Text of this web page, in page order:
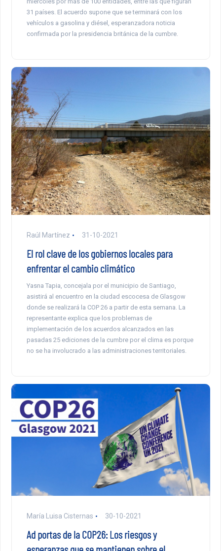
31 países. El acuerdo supone que se terminará con los
vehículos a gasolina y diésel, esperanzadora noticia
confirmada por la presidencia británica de la cumbre.
Raúl Martínez 31-10-2021
El rol clave de los gobiernos locales para
enfrentar el cambio climático
Yasna Tapia, concejala por el municipio de Santiago,
asistirá al encuentro en la ciudad escocesa de Glasgow
donde se realizará la COP 26 a partir de esta semana. La
representante explica que los problemas de
implementación de los acuerdos alcanzados en las
pasadas 25 ediciones de la cumbre por el clima es porque
no se ha involucrado a las administraciones territoriales.
María Luisa Cisternas 30-10-2021
Ad portas de la COP26: Los riesgos y